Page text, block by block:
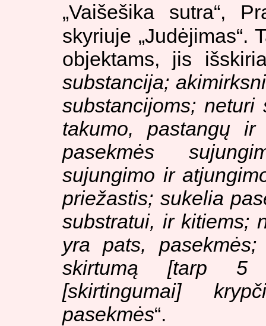
„Vaišešika sutra“,
skyriuje „Judėjimas“.
objektams, jis
substancija;
substancijoms; neturi
takumo, pastangų
pasekmės
sujungimo ir
priežastis; sukelia
substratui, ir kitiems;
yra pats,
skirtumą [tarp 5
[skirtingumai]
pasekmės“.